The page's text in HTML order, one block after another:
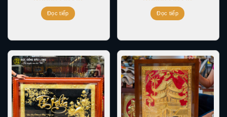
Đọc tiếp Đọc tiếp